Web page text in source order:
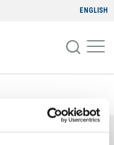
ENGLISH